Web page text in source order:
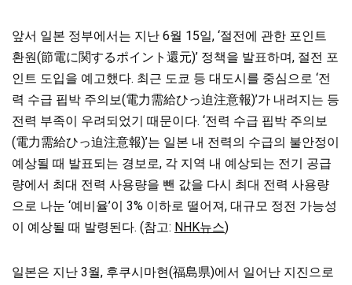
앞서 일본 정부에서는 지난 6월 15일, ‘절전에 관한 포인트
환원(節電に関するポイント還元)’ 정책을 발표하며, 절전 포
인트 도입을 예고했다. 최근 도쿄 등 대도시를 중심으로 ‘전
력 수급 핍박 주의보(電力需給ひっ迫注意報)’가 내려지는 등
전력 부족이 우려되었기 때문이다. ‘전력 수급 핍박 주의보
(電力需給ひっ迫注意報)’는 일본 내 전력의 수급의 불안정이
예상될 때 발표되는 경보로, 각 지역 내 예상되는 전기 공급
량에서 최대 전력 사용량을 뺀 값을 다시 최대 전력 사용량
으로 나눈 ‘예비율’이 3% 이하로 떨어져, 대규모 정전 가능성
이 예상될 때 발령된다. (참고: NHK뉴스)
일본은 지난 3월, 후쿠시마현(福島県)에서 일어난 지진으로